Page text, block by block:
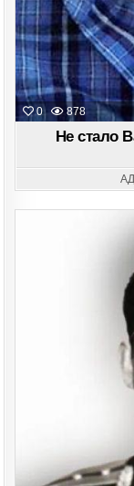
0 878
Не стало